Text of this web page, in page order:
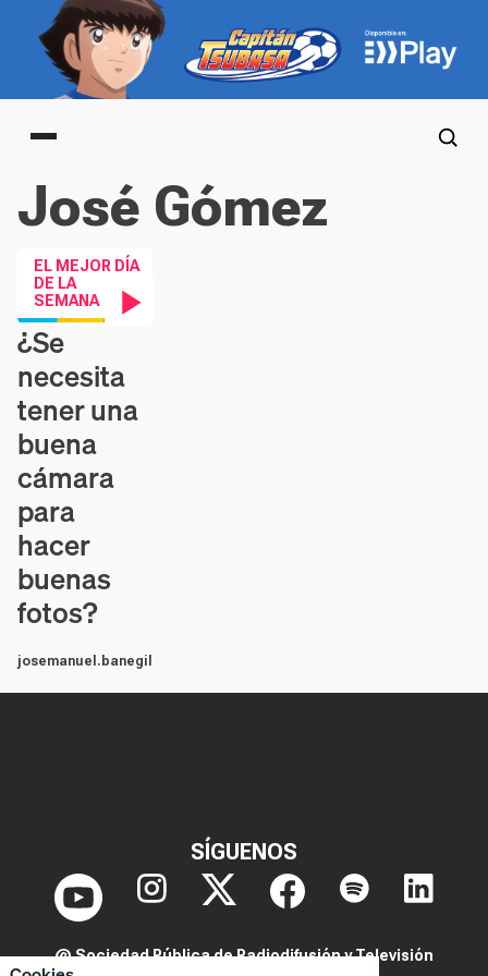
Main menu
José Gómez
EL MEJOR DÍA
DE LA
SEMANA
Contenido en vídeo
¿Se
necesita
tener una
buena
cámara
para
hacer
buenas
fotos?
josemanuel.banegil
SÍGUENOS
@ Sociedad Pública de Radiodifusión y Televisión